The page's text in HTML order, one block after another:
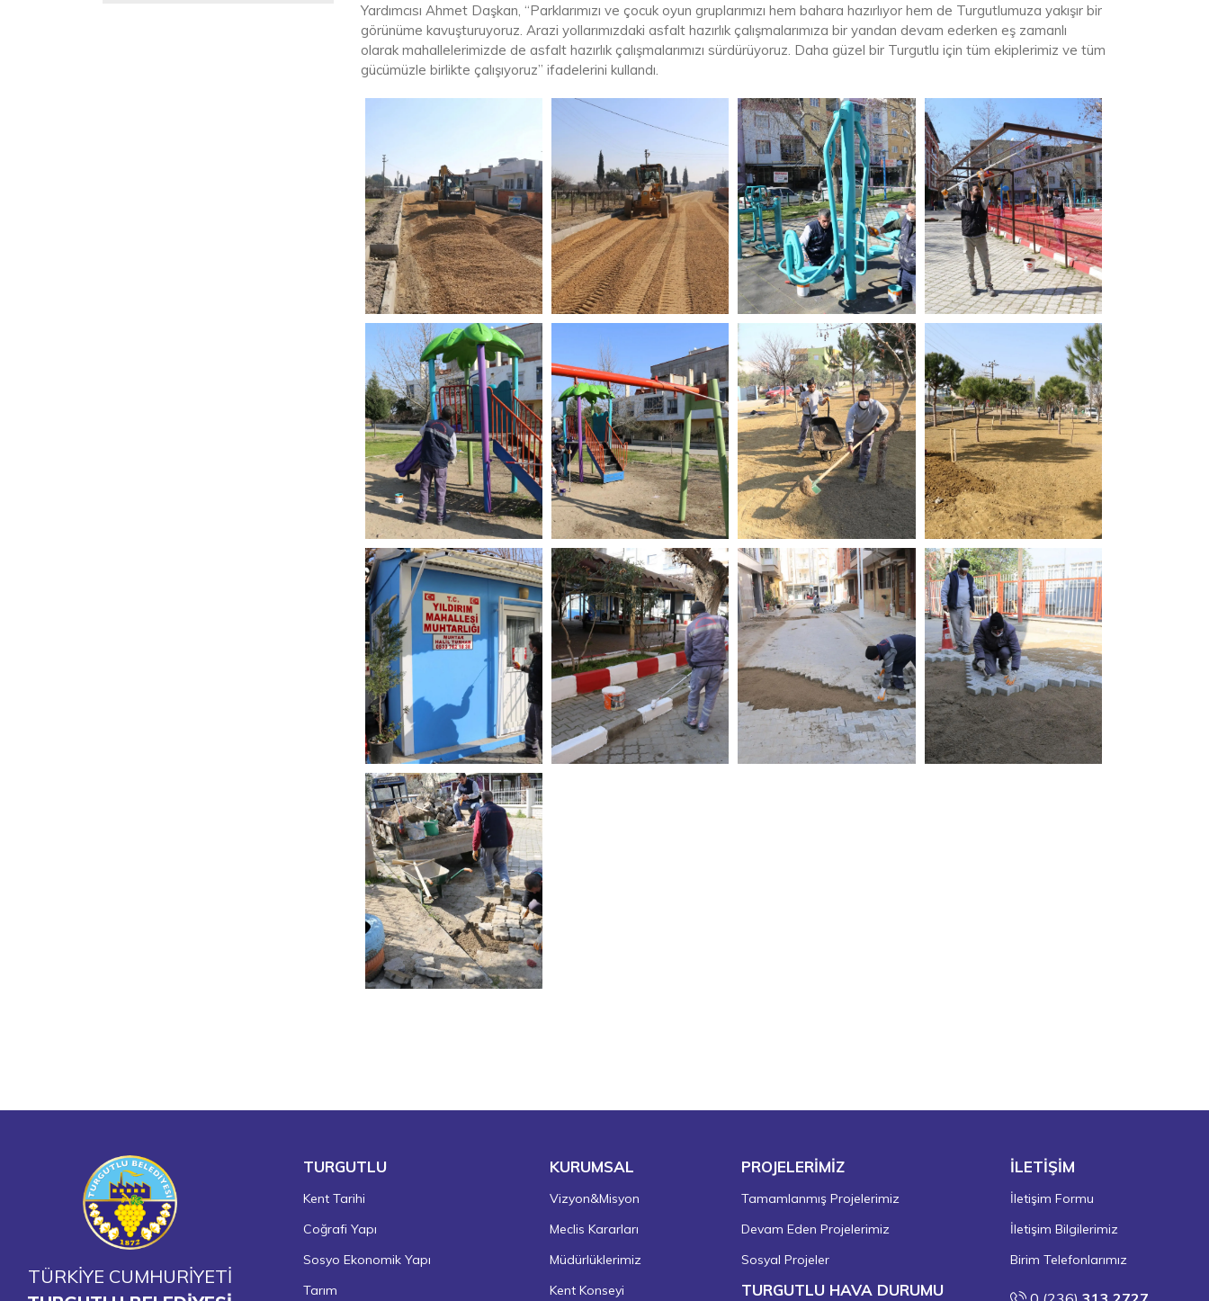
Yardımcısı Ahmet Daşkan, “Parklarımızı ve çocuk oyun gruplarımızı hem bahara hazırlıyor hem de Turgutlumuza yakışır bir
görünüme kavuşturuyoruz. Arazi yollarımızdaki asfalt hazırlık çalışmalarımıza bir yandan devam ederken eş zamanlı
olarak mahallelerimizde de asfalt hazırlık çalışmalarımızı sürdürüyoruz. Daha güzel bir Turgutlu için tüm ekiplerimiz ve tüm
gücümüzle birlikte çalışıyoruz” ifadelerini kullandı.
TÜRKİYE CUMHURİYETİ
TURGUTLU
Kent Tarihi
Coğrafi Yapı
Sosyo Ekonomik Yapı
Tarım
KURUMSAL
Vizyon&Misyon
Meclis Kararları
Müdürlüklerimiz
Kent Konseyi
PROJELERİMİZ
Tamamlanmış Projelerimiz
Devam Eden Projelerimiz
Sosyal Projeler
TURGUTLU HAVA DURUMU
İLETİŞİM
İletişim Formu
İletişim Bilgilerimiz
Birim Telefonlarımız